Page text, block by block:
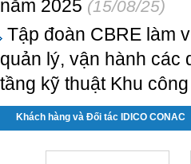
năm 2025 (15/08/25)
Tập đoàn CBRE làm
quản lý, vận hành các
tầng kỹ thuật Khu
Khách hàng và Đối tác IDICO CONAC